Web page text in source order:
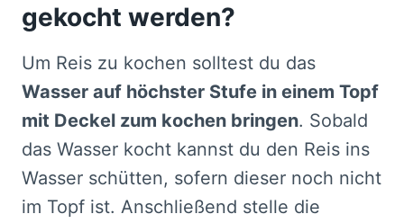
gekocht werden?
Um Reis zu kochen solltest du das
Wasser auf höchster Stufe in einem Topf
mit Deckel zum kochen bringen. Sobald
das Wasser kocht kannst du den Reis ins
Wasser schütten, sofern dieser noch nicht
im Topf ist. Anschließend stelle die